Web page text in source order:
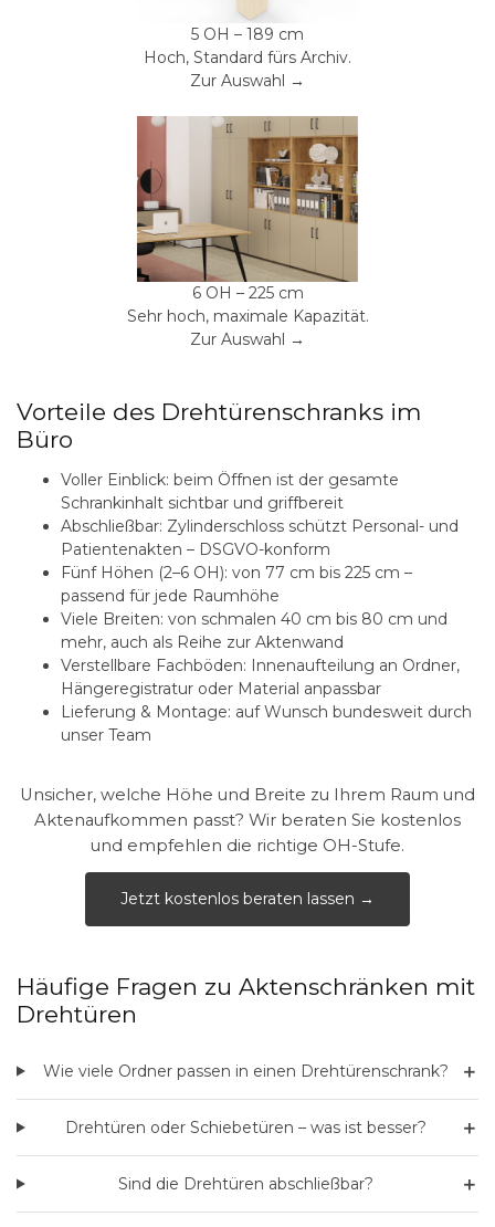
5 OH – 189 cm
Hoch, Standard fürs Archiv.
Zur Auswahl →
6 OH – 225 cm
Sehr hoch, maximale Kapazität.
Zur Auswahl →
Vorteile des Drehtürenschranks im
Büro
Voller Einblick: beim Öffnen ist der gesamte
Schrankinhalt sichtbar und griffbereit
Abschließbar: Zylinderschloss schützt Personal- und
Patientenakten – DSGVO-konform
Fünf Höhen (2–6 OH): von 77 cm bis 225 cm –
passend für jede Raumhöhe
Viele Breiten: von schmalen 40 cm bis 80 cm und
mehr, auch als Reihe zur Aktenwand
Verstellbare Fachböden: Innenaufteilung an Ordner,
Hängeregistratur oder Material anpassbar
Lieferung & Montage: auf Wunsch bundesweit durch
unser Team
Unsicher, welche Höhe und Breite zu Ihrem Raum und
Aktenaufkommen passt? Wir beraten Sie kostenlos
und empfehlen die richtige OH-Stufe.
Jetzt kostenlos beraten lassen →
Häufige Fragen zu Aktenschränken mit
Drehtüren
Wie viele Ordner passen in einen Drehtürenschrank? ＋
Drehtüren oder Schiebetüren – was ist besser? ＋
Sind die Drehtüren abschließbar? ＋